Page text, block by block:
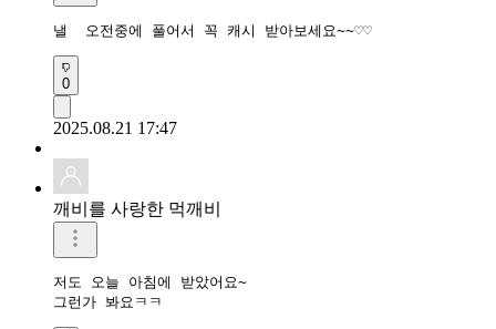
낼  오전중에 풀어서 꼭 캐시 받아보세요~~♡♡
0
2025.08.21 17:47
깨비를 사랑한 먹깨비
저도 오늘 아침에 받았어요~
그런가 봐요ㅋㅋ